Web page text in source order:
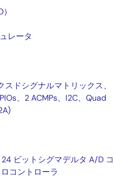
レータ
ドシグナルマトリックス、
、2 ACMPs、I2C、Quad
ビットシグマデルタ A/D
コントローラ